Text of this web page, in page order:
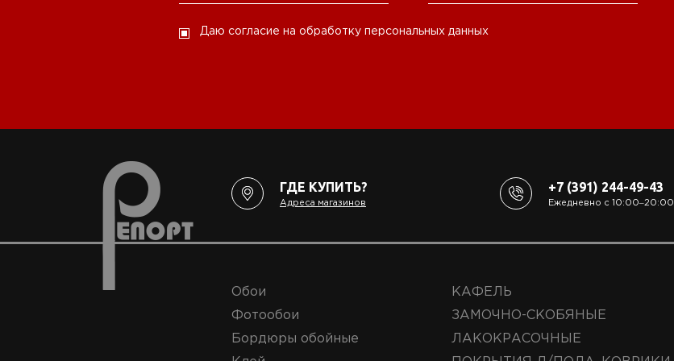
Даю согласие на обработку персональных данных
ГДЕ КУПИТЬ?
Адреса магазинов
+7 (391) 244-49-43
Ежедневно с 10:00‒20:00
Обои
Фотообои
Бордюры обойные
КАФЕЛЬ
ЗАМОЧНО-СКОБЯНЫЕ
ЛАКОКРАСОЧНЫЕ